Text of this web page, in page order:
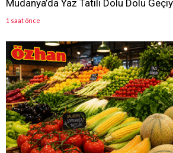
Mudanya’da Yaz Tatili Dolu Dolu
1 saat önce